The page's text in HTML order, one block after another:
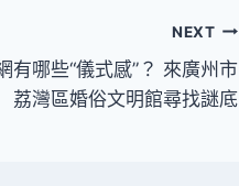
NEXT
有哪些“儀式感”？ 來廣州市
荔灣區婚俗文明館尋找謎底